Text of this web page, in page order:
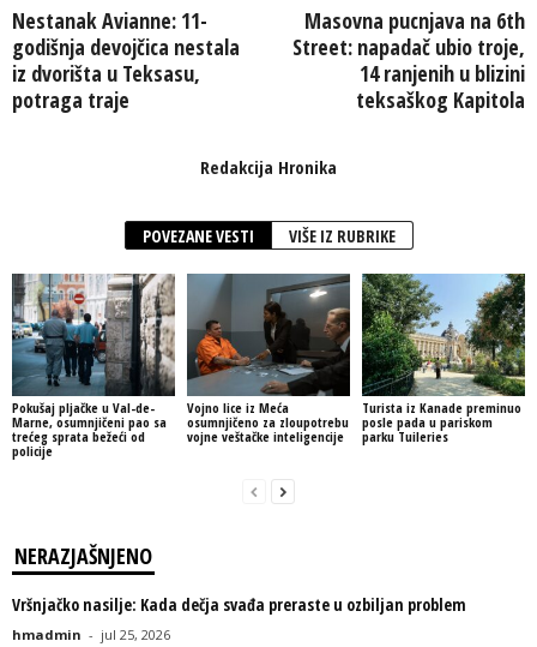
Nestanak Avianne: 11-
godišnja devojčica nestala
iz dvorišta u Teksasu,
potraga traje
Masovna pucnjava na 6th
Street: napadač ubio troje,
14 ranjenih u blizini
teksaškog Kapitola
Redakcija Hronika
POVEZANE VESTI VIŠE IZ RUBRIKE
Pokušaj pljačke u Val-de-
Marne, osumnjičeni pao sa
trećeg sprata bežeći od
policije
Vojno lice iz Meća
osumnjičeno za zloupotrebu
vojne veštačke inteligencije
Turista iz Kanade preminuo
posle pada u pariskom
parku Tuileries
NERAZJAŠNJENO
Vršnjačko nasilje: Kada dečja svađa preraste u ozbiljan problem
hmadmin - jul 25, 2026